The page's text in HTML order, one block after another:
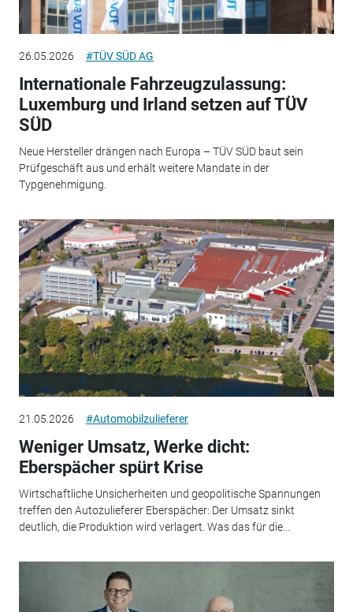
26.05.2026 #TÜV SÜD AG
Internationale Fahrzeugzulassung:
Luxemburg und Irland setzen auf TÜV
SÜD
Neue Hersteller drängen nach Europa – TÜV SÜD baut sein
Prüfgeschäft aus und erhält weitere Mandate in der
Typgenehmigung.
21.05.2026 #Automobilzulieferer
Weniger Umsatz, Werke dicht:
Eberspächer spürt Krise
Wirtschaftliche Unsicherheiten und geopolitische Spannungen
treffen den Autozulieferer Eberspächer: Der Umsatz sinkt
deutlich, die Produktion wird verlagert. Was das für die...